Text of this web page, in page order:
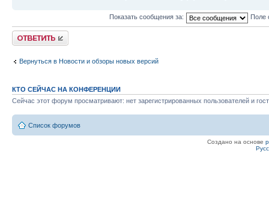
Показать сообщения за: Поле
Ответить
Вернуться в Новости и обзоры новых версий
КТО СЕЙЧАС НА КОНФЕРЕНЦИИ
Сейчас этот форум просматривают: нет зарегистрированных пользователей и
Список форумов
Создано на основе